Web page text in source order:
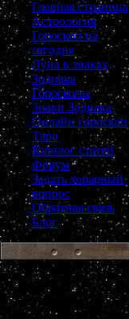
Главная страница
Астрология
Гороскоп на
сегодня
Луна в знаках
Зодиака
Гороскопы
Знаки Зодиака
Онлайн гороскоп
Таро
Каталог статей
Форум
Задать хорарный
вопрос
Обратная связь
Блог